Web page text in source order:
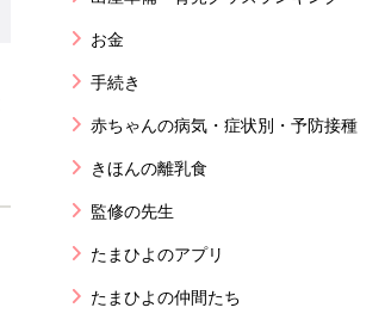
お金
手続き
赤ちゃんの病気・症状別・予防接種
きほんの離乳食
監修の先生
たまひよのアプリ
たまひよの仲間たち